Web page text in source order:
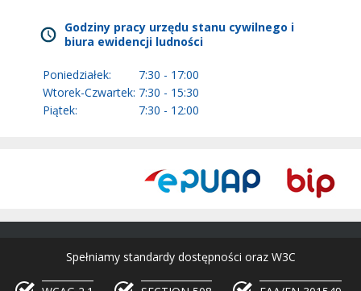
Godziny pracy urzędu stanu cywilnego i
biura ewidencji ludności
Poniedziałek:
7:30 - 17:00
Wtorek-Czwartek: 7:30 - 15:30
Piątek:
7:30 - 12:00
Spełniamy standardy dostępności oraz W3C